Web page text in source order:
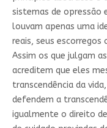
sistemas de opressão
louvam apenas uma
reais, seus escorregos
Assim os que julgam
acreditem que eles
transcendência da
defendem a
igualmente o direito